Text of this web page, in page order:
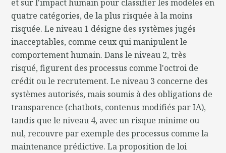
et sur l'impact humain pour classifier les modèles en
quatre catégories, de la plus risquée à la moins
risquée. Le niveau 1 désigne des systèmes jugés
inacceptables, comme ceux qui manipulent le
comportement humain. Dans le niveau 2, très
risqué, figurent des processus comme l'octroi de
crédit ou le recrutement. Le niveau 3 concerne des
systèmes autorisés, mais soumis à des obligations de
transparence (chatbots, contenus modifiés par IA),
tandis que le niveau 4, avec un risque minime ou
nul, recouvre par exemple des processus comme la
maintenance prédictive. La proposition de loi